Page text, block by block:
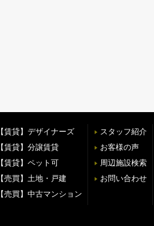
【賃貸】デザイナーズ
【賃貸】分譲賃貸
【賃貸】ペット可
【売買】土地・戸建
【売買】中古マンション
スタッフ紹介
お客様の声
周辺施設検索
お問い合わせ